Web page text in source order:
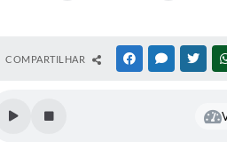
COMPARTILHAR FACEBOOKMESSENGER